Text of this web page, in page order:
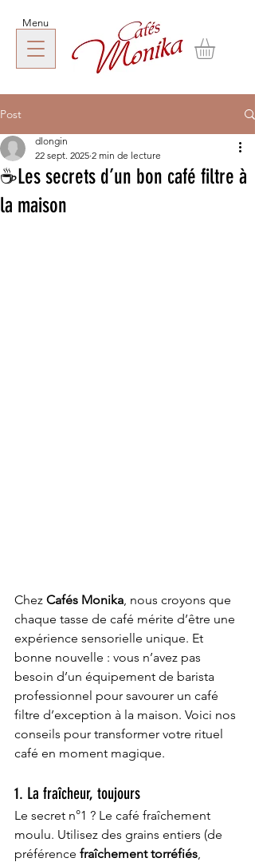
Menu
Post
☕Les secrets d’un bon café filtre à
la maison
dlongin
22 sept. 2025 2 min de lecture
Chez Cafés Monika, nous croyons que
chaque tasse de café mérite d’être une
expérience sensorielle unique. Et
bonne nouvelle : vous n’avez pas
besoin d’un équipement de barista
professionnel pour savourer un café
filtre d’exception à la maison. Voici nos
conseils pour transformer votre rituel
café en moment magique.
1. La fraîcheur, toujours
Le secret n°1 ? Le café fraîchement
moulu. Utilisez des grains entiers (de
préférence fraîchement torréfiés,